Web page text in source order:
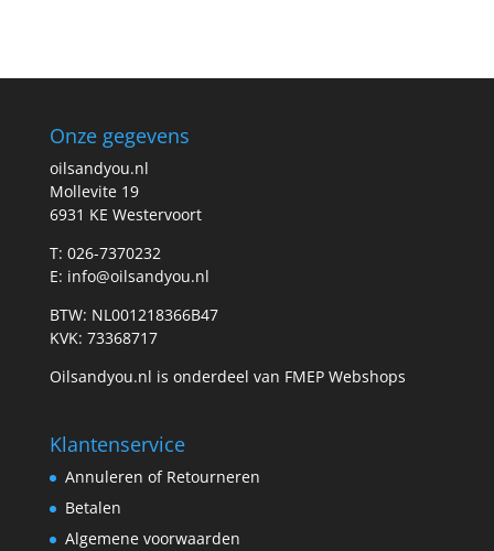
Onze gegevens
oilsandyou.nl
Mollevite 19
6931 KE Westervoort
T: 026-7370232
E: info@oilsandyou.nl
BTW: NL001218366B47
KVK: 73368717
Oilsandyou.nl is onderdeel van FMEP Webshops
Klantenservice
Annuleren of Retourneren
Betalen
Algemene voorwaarden